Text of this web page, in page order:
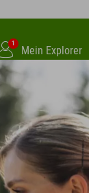
1
Mein Explorer